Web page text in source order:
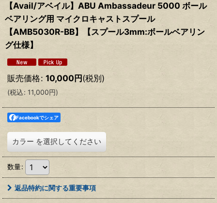
【Avail/アベイル】ABU Ambassadeur 5000 ボール
ベアリング用 マイクロキャストスプール
【AMB5030R-BB】【スプール3mm:ボールベアリン
グ仕様】
販売価格: 10,000円(税別)
(税込: 11,000円)
Facebookでシェア
カラー を選択してください
数量:
返品特約に関する重要事項